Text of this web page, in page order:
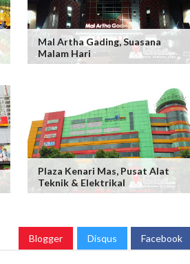
Mal Artha Gading, Suasana
Malam Hari
Plaza Kenari Mas, Pusat Alat
Teknik & Elektrikal
Blogger Disqus Facebook